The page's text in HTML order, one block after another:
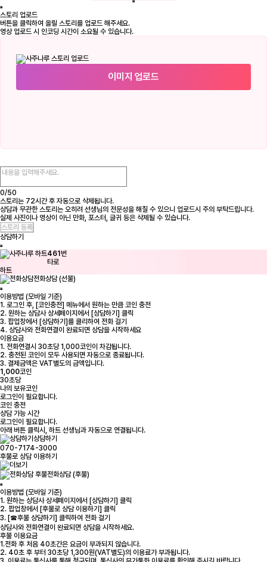
스토리 업로드
버튼을 클릭하여 올릴 스토리를 업로드 해주세요.
영상 업로드 시 인코딩 시간이 소요될 수 있습니다.
이미지 업로드
0/50
스토리는 72시간 후 자동으로 삭제됩니다.
상담과 무관한 스토리는 오히려 선생님의 전문성을 해칠 수 있으니 업로드시 주의 부탁드립니다.
실제 사진이나 영상이 아닌 만화, 포스터, 글귀 등은 삭제될 수 있습니다.
상담하기
461번
타로
하트
전화상담 (선불)
이용방법 (모바일 기준)
1. 로그인 후, [코인충전] 메뉴에서 원하는 만큼 코인 충전
2. 원하는 상담사 상세페이지에서 [상담하기] 클릭
3. 팝업창에서 [상담하기]를 클리하여 전화 걸기
4. 상담사와 전화연결이 완료되면 상담을 시작하세요
이용요금
1. 전화연결시 30초당 1,000코인이 차감됩니다.
2. 충전된 코인이 모두 사용되면 자동으로 종료됩니다.
3. 결제금액은 VAT별도의 금액입니다.
1,000코인
30초당
나의 보유코인
로그인이 필요합니다.
코인 충전
상담 가능 시간
로그인이 필요합니다.
아래 버튼 클릭시, 하트 선생님과 자동으로 연결됩니다.
상담하기
070-7174-3000
후불로 상담 이용하기
전화상담 (후불)
이용방법 (모바일 기준)
1. 원하는 상담사 상세페이지에서 [상담하기] 클릭
2. 팝업창에서 [후불로 상담 이용하기] 클릭
3. [☎후불 상담하기] 클릭하여 전화 걸기
상담사와 전화연결이 완료되면 상담을 시작하세요.
후불 이용요금
1.전화 후 처음 40초간은 요금이 부과되지 않습니다.
2. 40초 후 부터 30초당 1,300원(VAT별도)의 이용료가 부과됩니다.